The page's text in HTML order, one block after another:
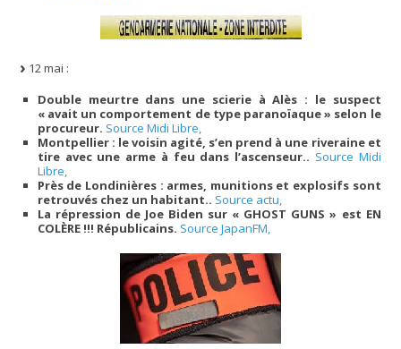
12 mai :
Double meurtre dans une scierie à Alès : le suspect
« avait un comportement de type paranoïaque » selon le
procureur. Source Midi Libre,
Montpellier : le voisin agité, s’en prend à une riveraine et
tire avec une arme à feu dans l’ascenseur.. Source Midi
Libre,
Près de Londinières : armes, munitions et explosifs sont
retrouvés chez un habitant.. Source actu,
La répression de Joe Biden sur « GHOST GUNS » est EN
COLÈRE !!! Républicains. Source JapanFM,